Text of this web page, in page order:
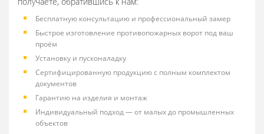
Бесплатную консультацию и профессиональный замер
Быстрое изготовление противопожарных ворот под ваш
проём
Установку и пусконаладку
Сертифицированную продукцию с полным комплектом
документов
Гарантию на изделия и монтаж
Индивидуальный подход — от малых до промышленных
объектов